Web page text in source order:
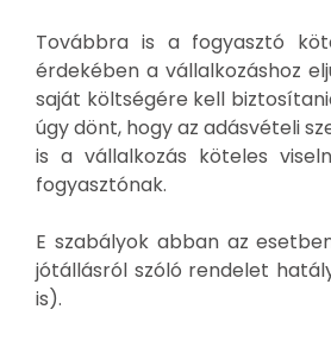
Továbbra is a fogyasztó
érdekében a vállalkozáshoz
saját költségére kell
úgy dönt, hogy az adásvételi
is a vállalkozás köteles
fogyasztónak.
E szabályok abban az
jótállásról szóló rendelet
is).